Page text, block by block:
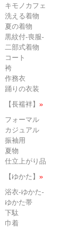
キモノカフェ
洗える着物
夏の着物
黒紋付-喪服-
二部式着物
コート
袴
作務衣
踊りの衣装
【長襦袢】 »
フォーマル
カジュアル
振袖用
夏物
仕立上がり品
【ゆかた】 »
浴衣-ゆかた-
ゆかた帯
下駄
巾着